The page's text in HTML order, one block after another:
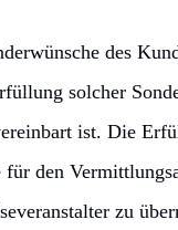
des
solcher
ist. Die
für den
zu